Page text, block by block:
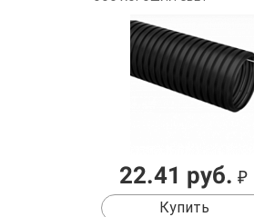
22.41 руб. ₽
Купить